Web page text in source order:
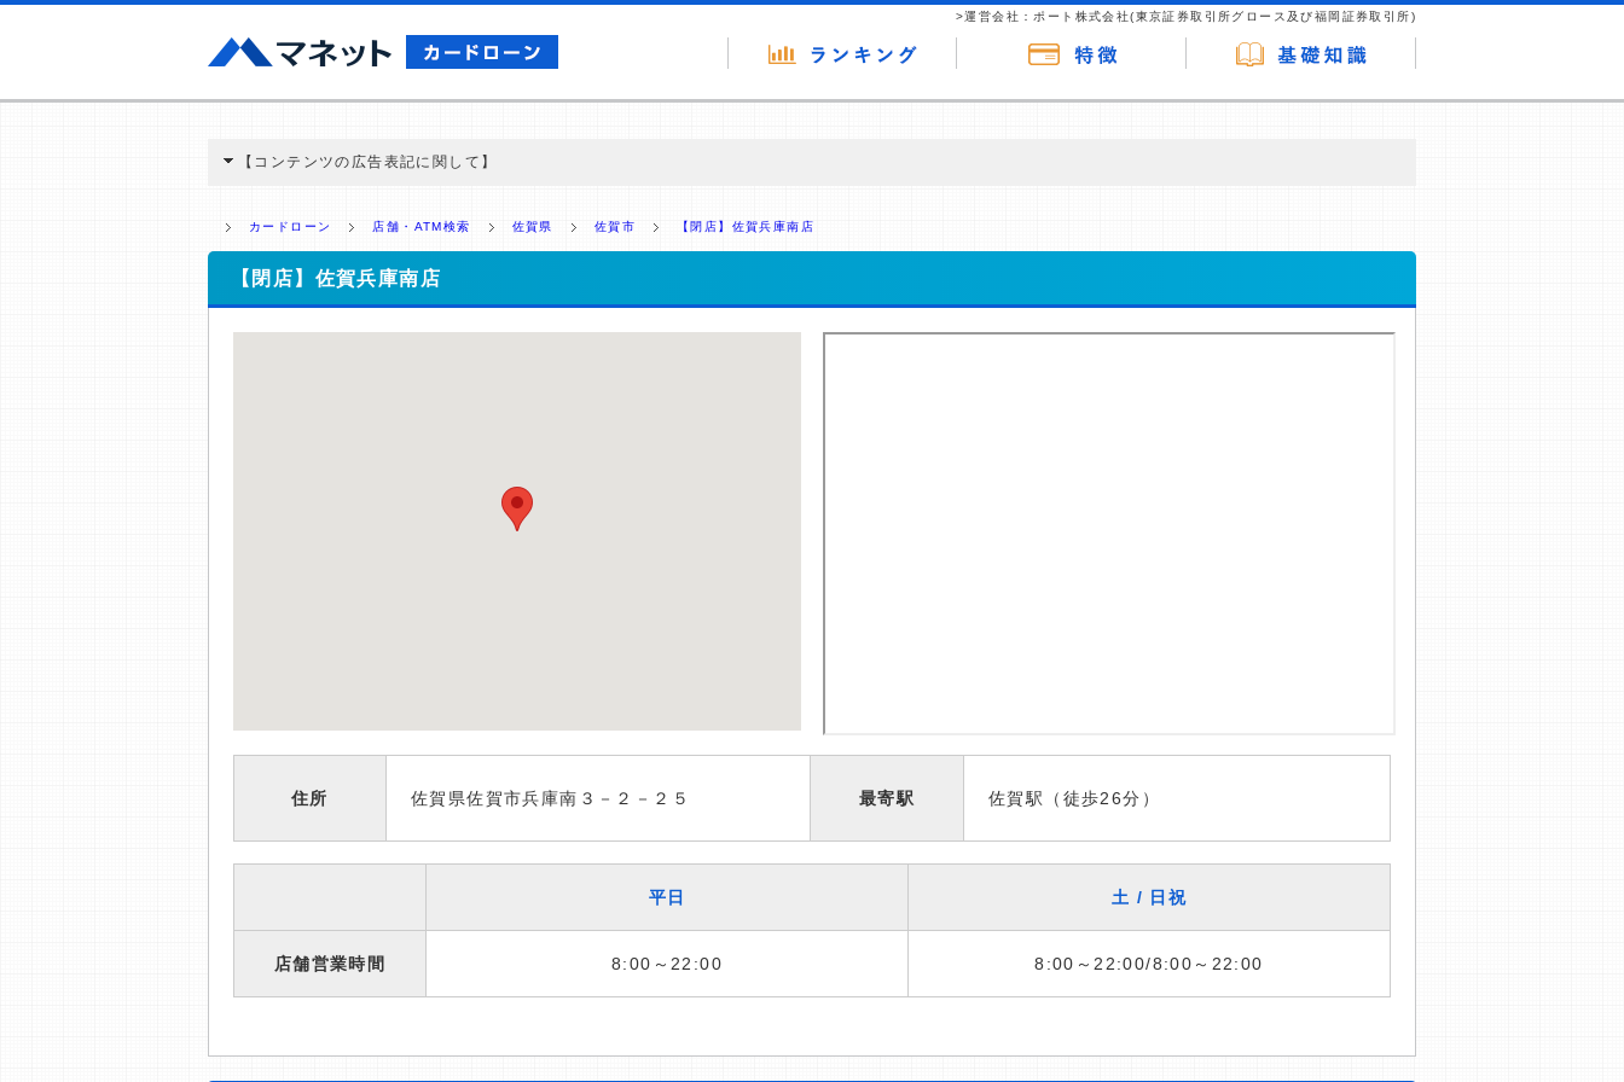
>運営会社：ポート株式会社(東京証券取引所グロース及び福岡証券取引所)
【コンテンツの広告表記に関して】
ミ収集などに基づき、公平性を担保した情報提供を行っています。
>提携企業一覧
カードローン 店舗・ATM検索 佐賀県 佐賀市 【閉店】佐賀兵庫南店
【閉店】佐賀兵庫南店
住所 佐賀県佐賀市兵庫南３－２－２５ 最寄駅 佐賀駅（徒歩26分）
平日 土 / 日祝
店舗営業時間 8:00～22:00 8:00～22:00/8:00～22:00